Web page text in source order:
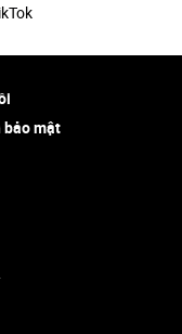
bảo mật